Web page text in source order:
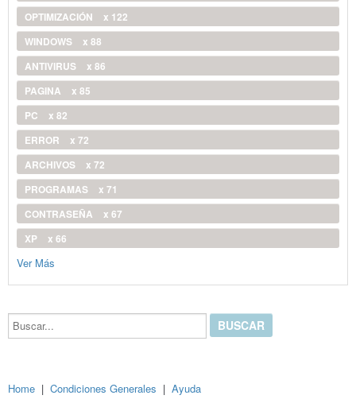
OPTIMIZACIÓN
x 122
WINDOWS
x 88
ANTIVIRUS
x 86
PAGINA
x 85
PC
x 82
ERROR
x 72
ARCHIVOS
x 72
PROGRAMAS
x 71
CONTRASEÑA
x 67
XP
x 66
Ver Más
Buscar...
Home | Condiciones Generales | Ayuda